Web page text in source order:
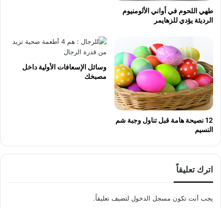
طهي اللحوم في أواني الألومنيوم
الرديئة يؤدي للزهايمر
12 نصيحة هامة قبل تناول وجبة شم
النسيم
وسائل الإسعافات الأولية داخل
مصبخك
اترك تعليقاً
يجب أنت تكون مسجل الدخول لتضيف تعليقاً.